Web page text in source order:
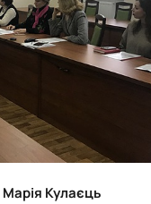
Марія Кулаєць